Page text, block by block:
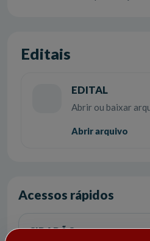
Editais
EDITAL
Abrir ou baixar
Abrir arquivo
Acessos rápidos
CIDADÃO